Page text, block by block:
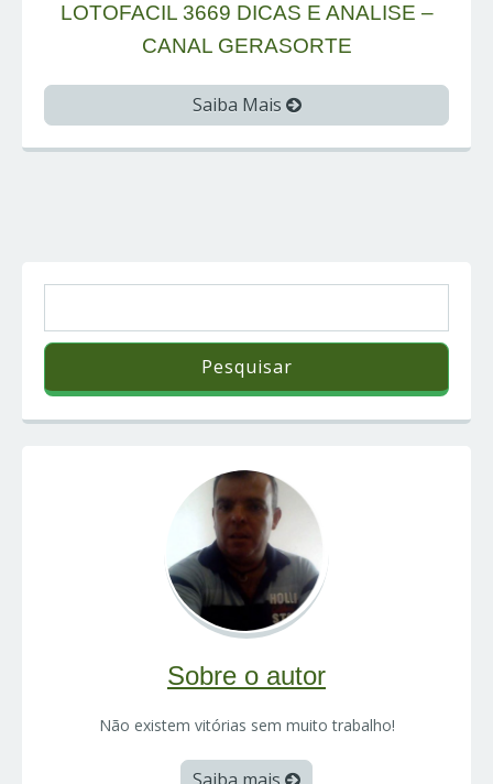
LOTOFACIL 3669 DICAS E ANALISE –
CANAL GERASORTE
Saiba Mais
Sobre o autor
Não existem vitórias sem muito trabalho!